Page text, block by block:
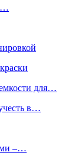
для…
в…
–…